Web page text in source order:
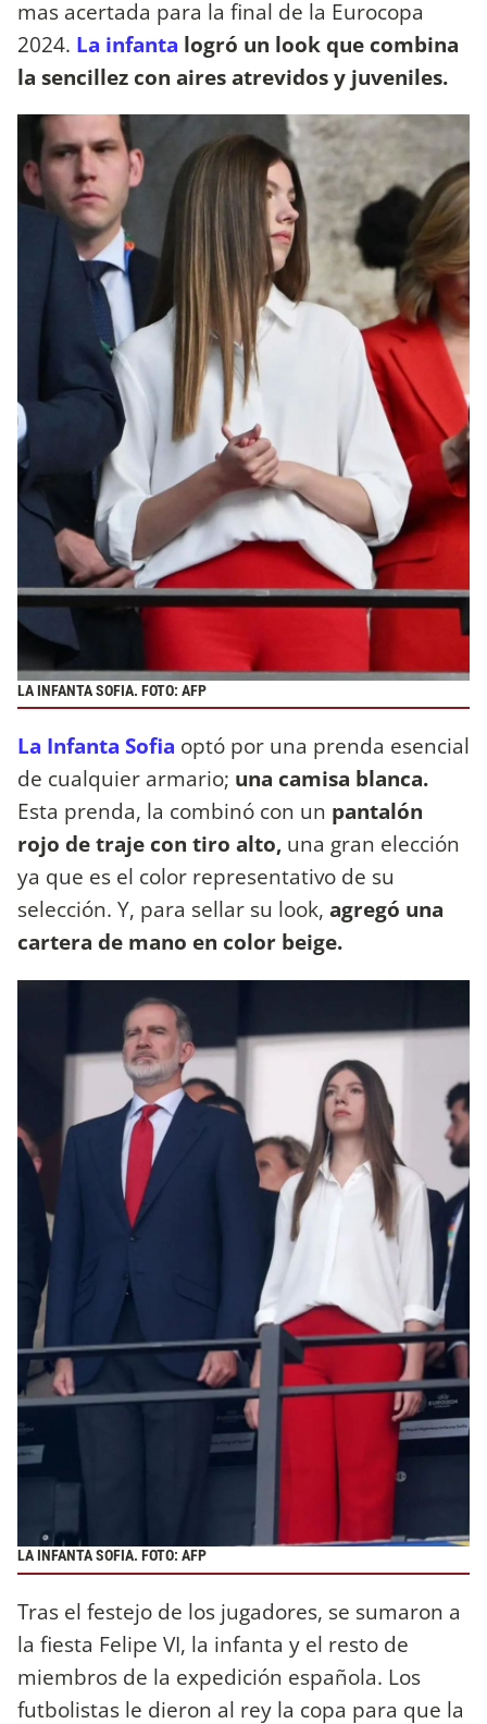
mas acertada para la final de la Eurocopa
2024. La infanta logró un look que combina
la sencillez con aires atrevidos y juveniles.
LA INFANTA SOFIA. FOTO: AFP
La Infanta Sofia optó por una prenda esencial
de cualquier armario; una camisa blanca.
Esta prenda, la combinó con un pantalón
rojo de traje con tiro alto, una gran elección
ya que es el color representativo de su
selección. Y, para sellar su look, agregó una
cartera de mano en color beige.
LA INFANTA SOFIA. FOTO: AFP
Tras el festejo de los jugadores, se sumaron a
la fiesta Felipe VI, la infanta y el resto de
miembros de la expedición española. Los
futbolistas le dieron al rey la copa para que la